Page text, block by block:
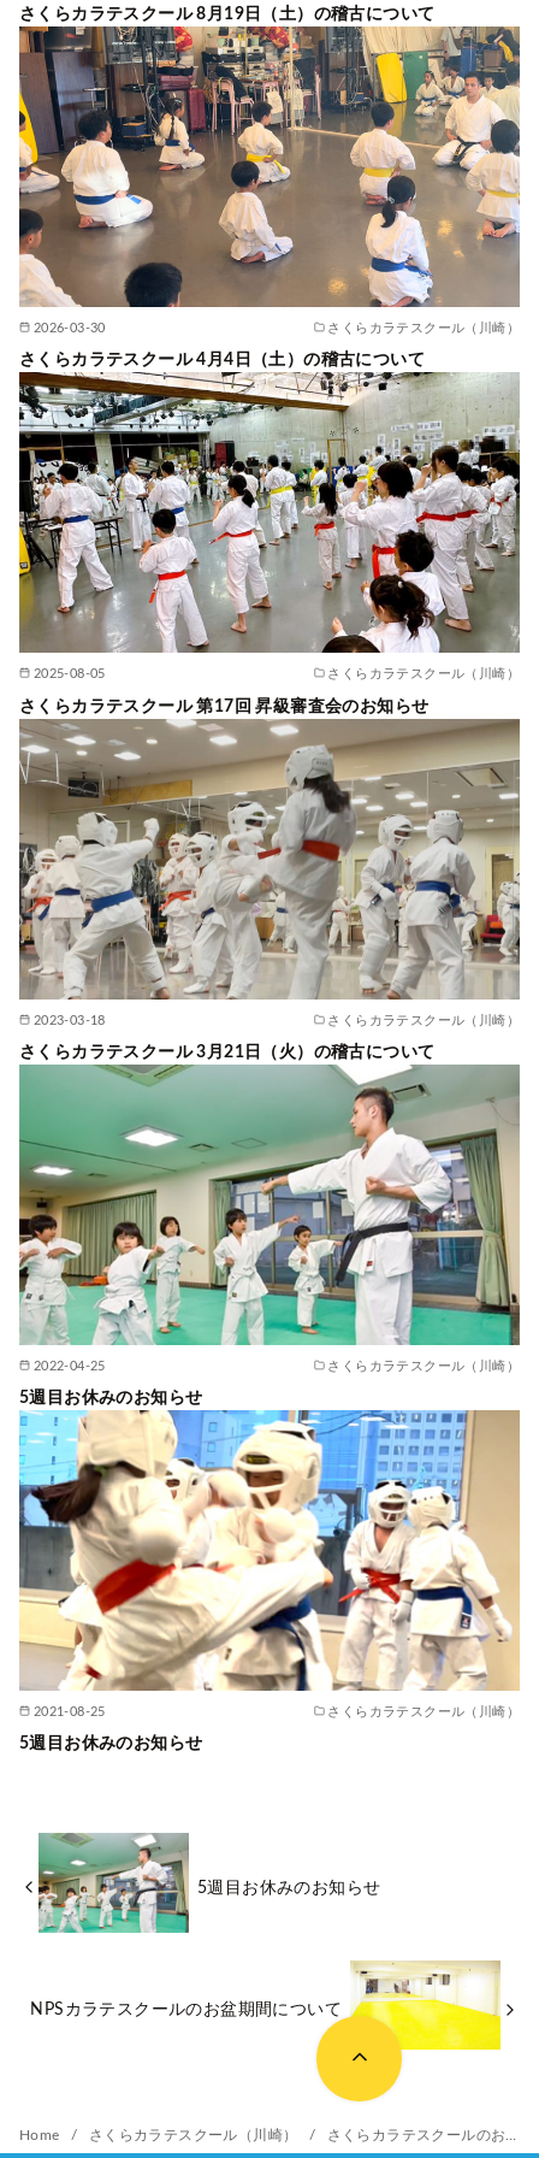
さくらカラテスクール 8月19日（土）の稽古について
2026-03-30 さくらカラテスクール（川崎）
さくらカラテスクール 4月4日（土）の稽古について
2025-08-05 さくらカラテスクール（川崎）
さくらカラテスクール 第17回 昇級審査会のお知らせ
2023-03-18 さくらカラテスクール（川崎）
さくらカラテスクール 3月21日（火）の稽古について
2022-04-25 さくらカラテスクール（川崎）
5週目お休みのお知らせ
2021-08-25 さくらカラテスクール（川崎）
5週目お休みのお知らせ
5週目お休みのお知らせ
NPSカラテスクールのお盆期間について
Home さくらカラテスクール（川崎） さくらカラテスクールのお盆期間について